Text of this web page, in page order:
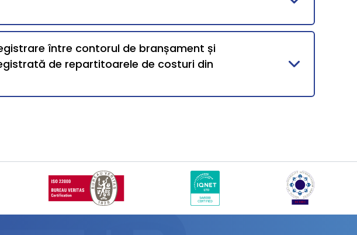
între contorul de branșament și
de repartitoarele de costuri din